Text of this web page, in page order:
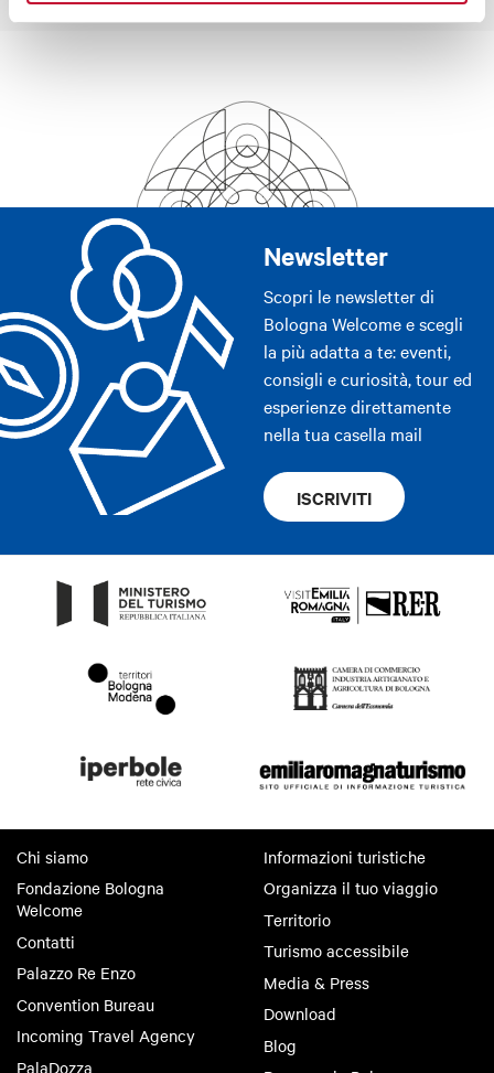
Newsletter
Scopri le newsletter di
Bologna Welcome e scegli
la più adatta a te: eventi,
consigli e curiosità, tour ed
esperienze direttamente
nella tua casella mail
ISCRIVITI
Chi siamo
Fondazione Bologna
Welcome
Contatti
Palazzo Re Enzo
Convention Bureau
Incoming Travel Agency
PalaDozza
Informazioni turistiche
Organizza il tuo viaggio
Territorio
Turismo accessibile
Media & Press
Download
Blog